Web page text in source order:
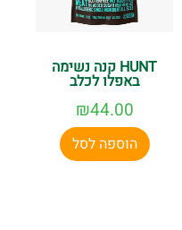
HUNT קנה נשימה
באפלו לכלב
₪44.00
הוספה לסל